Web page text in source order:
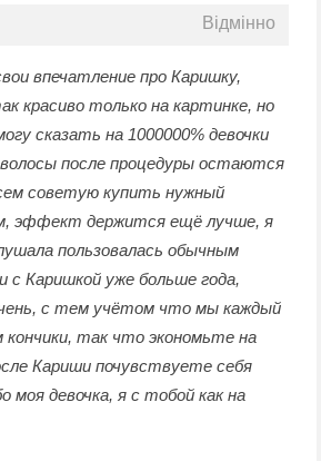
Відмінно
впечатление про Каришку,
красиво только на картинке, но
сказать на 1000000% девочки
после процедуры остаются
советую купить нужный
эффект держится ещё лучше, я
пользовалась обычным
с Каришкой уже больше года,
с тем учётом что мы каждый
кончики, так что экономьте на
Кариши почувствуете себя
моя девочка, я с тобой как на